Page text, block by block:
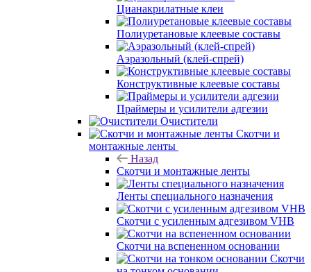
Цианакрилатные клеи
Полиуретановые клеевые составы
Аэразольный (клей-спрей)
Конструктивные клеевые составы
Праймеры и усилители адгезии
Очистители
Скотчи и
монтажные ленты
Назад
Скотчи и монтажные ленты
Ленты специального назначения
Скотчи с усиленным адгезивом VHB
Скотчи на вспененном основании
Скотчи